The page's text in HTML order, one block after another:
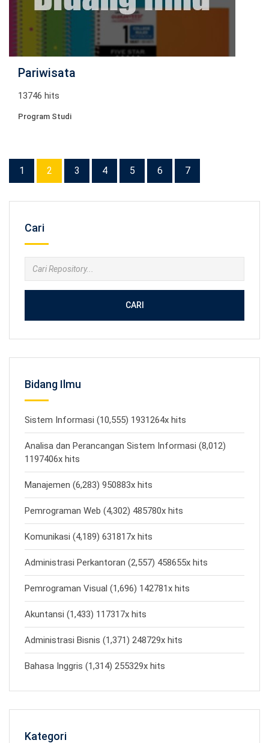
Pariwisata
13746 hits
Program Studi
1 2 3 4 5 6 7
Cari
CARI
Bidang Ilmu
Sistem Informasi (10,555) 1931264x hits
Analisa dan Perancangan Sistem Informasi (8,012)
1197406x hits
Manajemen (6,283) 950883x hits
Pemrograman Web (4,302) 485780x hits
Komunikasi (4,189) 631817x hits
Administrasi Perkantoran (2,557) 458655x hits
Pemrograman Visual (1,696) 142781x hits
Akuntansi (1,433) 117317x hits
Administrasi Bisnis (1,371) 248729x hits
Bahasa Inggris (1,314) 255329x hits
Kategori